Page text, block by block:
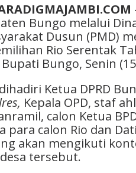
Bungo melalui
Dusun (PMD)
Rio Serentak
Bungo, Senin
Ketua DPRD
Kepala OPD, staf
calon Ketua
para calon Rio dan
akan mengikuti
tersebut.